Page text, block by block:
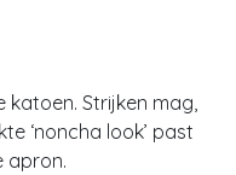
katoen. Strijken mag,
‘noncha look’ past
apron.